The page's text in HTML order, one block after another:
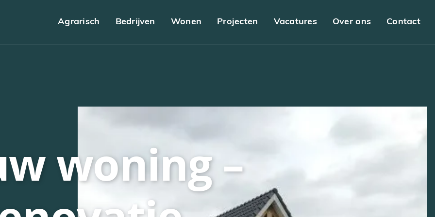
Agrarisch Bedrijven Wonen Projecten Vacatures Over ons Contact
woning –